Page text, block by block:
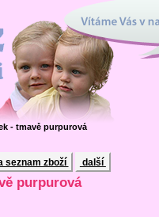
Vítáme Vás v našem
- tmavě purpurová
seznam zboží další
purpurová